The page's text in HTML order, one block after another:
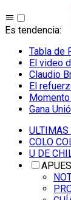
Es tendencia:
Tabla de
El video
Claudio
El
Gana
ULTIMAS
COLO
U DE